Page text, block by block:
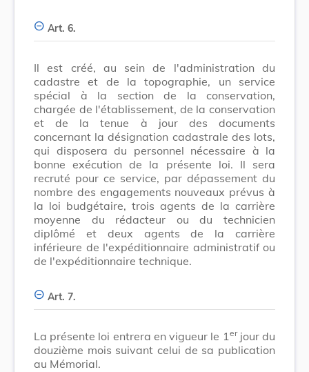
Art. 6.
Il est créé, au sein de l'administration du
cadastre et de la topographie, un service
spécial à la section de la conservation,
chargée de l'établissement, de la conservation
et de la tenue à jour des documents
concernant la désignation cadastrale des lots,
qui disposera du personnel nécessaire à la
bonne exécution de la présente loi. Il sera
recruté pour ce service, par dépassement du
nombre des engagements nouveaux prévus à
la loi budgétaire, trois agents de la carrière
moyenne du rédacteur ou du technicien
diplômé et deux agents de la carrière
inférieure de l'expéditionnaire administratif ou
de l'expéditionnaire technique.
Art. 7.
La présente loi entrera en vigueur le 1 erjour du
douzième mois suivant celui de sa publication
au Mémorial.